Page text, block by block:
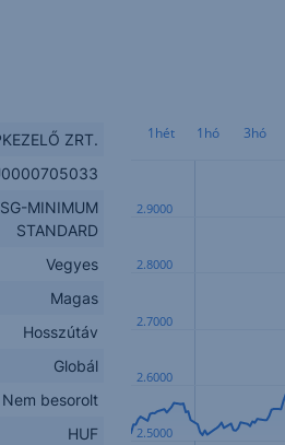
ZRT.
MINIMUM
STANDARD
Vegyes
Magas
Hosszútáv
Globál
Nem besorolt
HUF
1hét 1hó 3hó
2.5000
2.6000
2.7000
2.8000
2.9000